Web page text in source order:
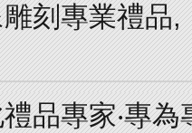
刻專業禮品
品專家‧專